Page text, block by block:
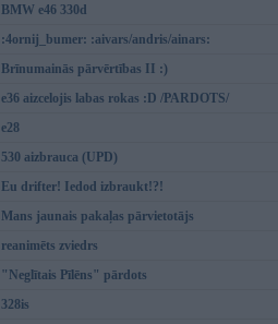
BMW e46 330d
:4ornij_bumer: :aivars/andris/ainars:
Brīnumainās pārvērtības II :)
e36 aizcelojis labas rokas :D /PARDOTS/
e28
530 aizbrauca (UPD)
Eu drifter! Iedod izbraukt!?!
Mans jaunais pakaļas pārvietotājs
reanimēts zviedrs
"Neglītais Pīlēns" pārdots
328is